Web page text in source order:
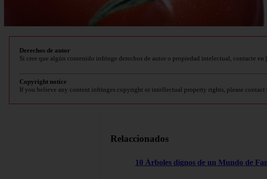
Derechos de autor
Si cree que algún contenido infringe derechos de autor o propiedad intelectual, contacte en
Copyright notice
If you believe any content infringes copyright or intellectual property rights, please contact
Relaccionados
10 Árboles dignos de un Mundo de